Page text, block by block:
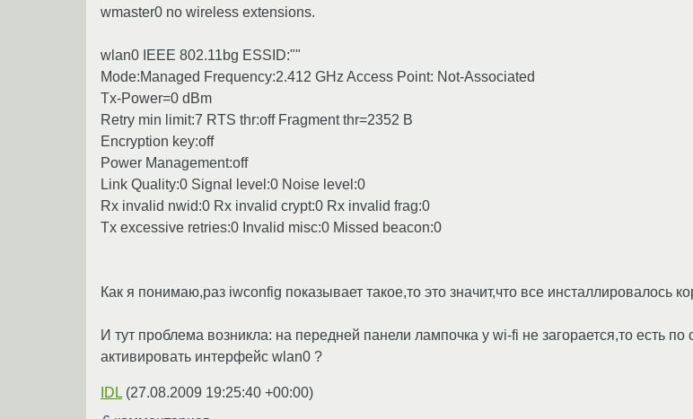
wmaster0 no wireless extensions.
wlan0 IEEE 802.11bg ESSID:""
Mode:Managed Frequency:2.412 GHz Access Point: Not-Associated
Tx-Power=0 dBm
Retry min limit:7 RTS thr:off Fragment thr=2352 B
Encryption key:off
Power Management:off
Link Quality:0 Signal level:0 Noise level:0
Rx invalid nwid:0 Rx invalid crypt:0 Rx invalid frag:0
Tx excessive retries:0 Invalid misc:0 Missed beacon:0
Как я понимаю,раз iwconfig показывает такое,то это значит,что все инсталлировалось
И тут проблема возникла: на передней панели лампочка у wi-fi не загорается,то есть по
активировать интерфейс wlan0 ?
IDL (27.08.2009 19:25:40 +00:00)